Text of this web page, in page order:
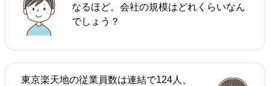
なるほど。会社の規模はどれくらいなん
でしょう？
東京楽天地の従業員数は連結で124人、